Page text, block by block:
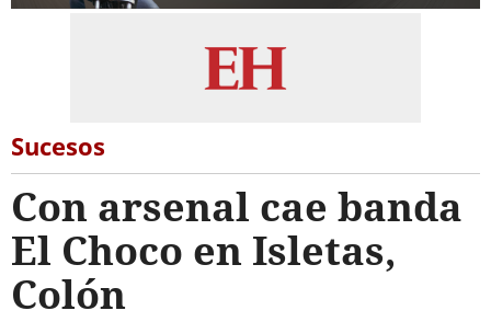
Sucesos
Con arsenal cae banda
El Choco en Isletas,
Colón